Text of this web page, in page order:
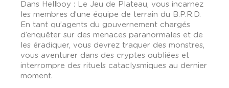
Dans Hellboy : Le Jeu de Plateau, vous incarnez
les membres d’une équipe de terrain du B.P.R.D.
En tant qu’agents du gouvernement chargés
d’enquêter sur des menaces paranormales et de
les éradiquer, vous devrez traquer des monstres,
vous aventurer dans des cryptes oubliées et
interrompre des rituels cataclysmiques au dernier
moment.